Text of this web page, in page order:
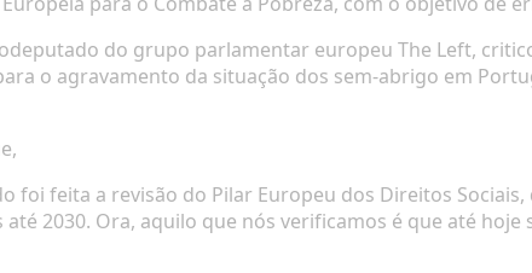
do grupo parlamentar europeu The Left,
o agravamento da situação dos sem-abrigo em
foi feita a revisão do Pilar Europeu dos Direitos
2030. Ora, aquilo que nós verificamos é que até